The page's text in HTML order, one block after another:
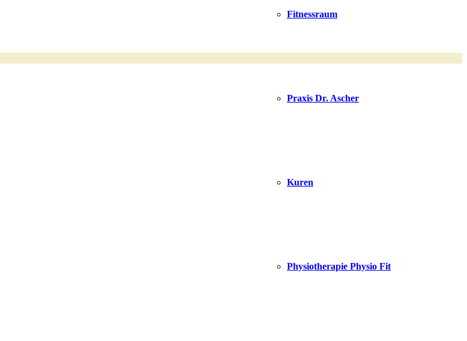
Fitnessraum
Praxis Dr. Ascher
Kuren
Physiotherapie Physio Fit